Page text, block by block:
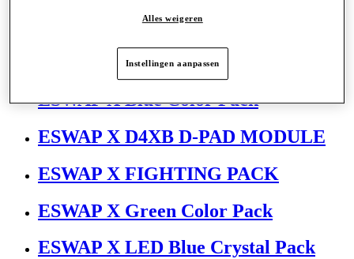
ESWAP X 2 ELDEN RING
ESWAP X 2 H.E.
ESWAP X Blue Color Pack
ESWAP X D4XB D-PAD MODULE
ESWAP X FIGHTING PACK
ESWAP X Green Color Pack
ESWAP X LED Blue Crystal Pack
Alles weigeren
Instellingen aanpassen